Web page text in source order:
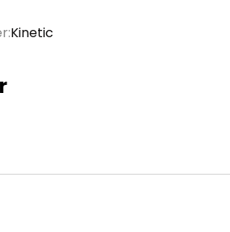
Kinetic